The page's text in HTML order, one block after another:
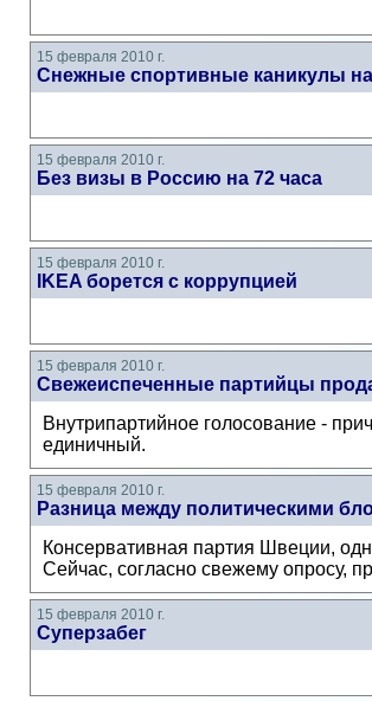
15 февраля 2010 г.
Снежные спортивные каникулы
15 февраля 2010 г.
Без визы в Россию на 72 часа
15 февраля 2010 г.
IKEA борется с коррупцией
15 февраля 2010 г.
Свежеиспеченные партийцы
Внутрипартийное голосование -
единичный.
15 февраля 2010 г.
Разница между политическими
Консервативная партия Швеции,
Сейчас, согласно свежему опросу,
15 февраля 2010 г.
Суперзабег